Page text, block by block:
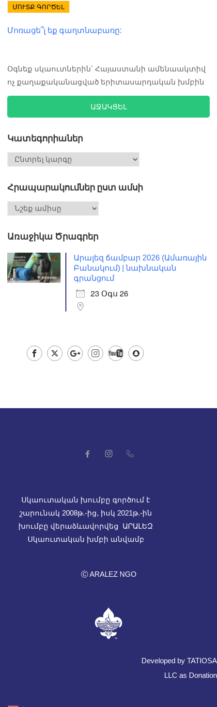
ՄՈՒՏՔ ԳՈՐԾԵԼ
Մոռացե՞լ եք գաղտնաբառը:
Օգնեք սկաուտներին՝ Հայաստանի ամենաակտիվ
ոչ քաղաքականացված երիտասարդական խմբին
ԱՋԱԿՑԵԼ
Կատեգորիաներ
Հրապարակումներ ըստ ամսի
Առաջիկա Ծրագրեր
Արալեզ ճամբար 2026 (Ամառային
Բանակում) | նախնական
գրանցում
23 Օգս 26
Սկաուտական խումբը գործում է
շարունակ 2008թ.-ից, իսկ 2021թ.-ին
խումբը վերաձևավորվեց ԱՐԱԼԵԶ
Սկաուտական խմբի անվամբ
Ⓒ ARALEZ NGO
Developed by TATIOSA
LLC as Donation